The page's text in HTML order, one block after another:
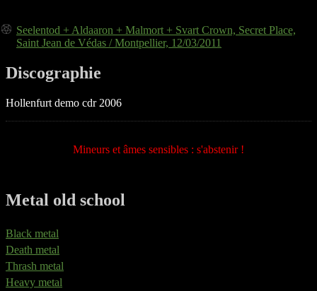
Seelentod + Aldaaron + Malmort + Svart Crown, Secret Place,
Saint Jean de Védas / Montpellier, 12/03/2011
Discographie
Hollenfurt demo cdr 2006
Mineurs et âmes sensibles : s'abstenir !
Metal old school
Black metal
Death metal
Thrash metal
Heavy metal